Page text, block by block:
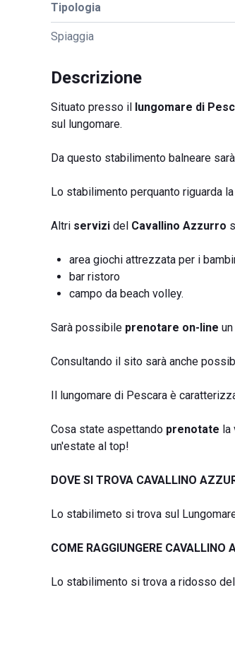
Tipologia
Spiaggia
Descrizione
Situato presso il lungomare di
sul lungomare.
Da questo stabilimento balneare
Lo stabilimento perquanto riguarda
Altri servizi del Cavallino Azzurro
area giochi attrezzata per i
bar ristoro
campo da beach volley.
Sarà possibile prenotare on-line
Consultando il sito sarà anche
Il lungomare di Pescara è
Cosa state aspettando prenotate la
un'estate al top!
DOVE SI TROVA CAVALLINO
Lo stabilimeto si trova sul
COME RAGGIUNGERE CAVALLINO
Lo stabilimento si trova a ridosso